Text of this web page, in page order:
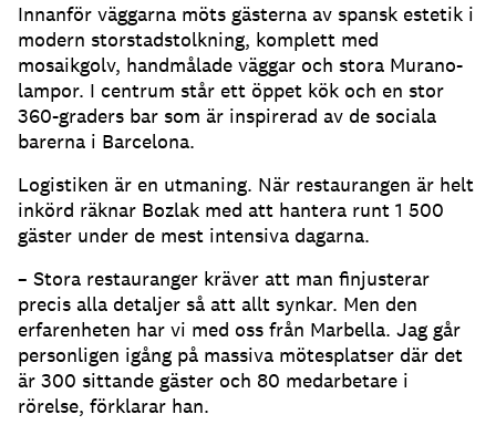
Innanför väggarna möts gästerna av spansk estetik i
modern storstadstolkning, komplett med
mosaikgolv, handmålade väggar och stora Murano-
lampor. I centrum står ett öppet kök och en stor
360-graders bar som är inspirerad av de sociala
barerna i Barcelona.
Logistiken är en utmaning. När restaurangen är helt
inkörd räknar Bozlak med att hantera runt 1 500
gäster under de mest intensiva dagarna.
– Stora restauranger kräver att man finjusterar
precis alla detaljer så att allt synkar. Men den
erfarenheten har vi med oss från Marbella. Jag går
personligen igång på massiva mötesplatser där det
är 300 sittande gäster och 80 medarbetare i
rörelse, förklarar han.